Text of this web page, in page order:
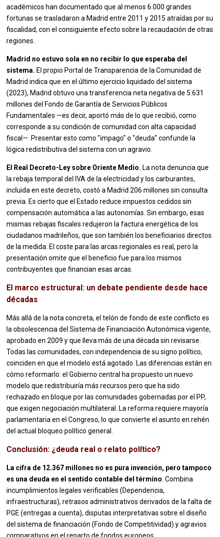
académicos han documentado que al menos 6.000 grandes
fortunas se trasladaron a Madrid entre 2011 y 2015 atraídas por su
fiscalidad, con el consiguiente efecto sobre la recaudación de otras
regiones.
Madrid no estuvo sola en no recibir lo que esperaba del
sistema. El propio Portal de Transparencia de la Comunidad de
Madrid indica que en el último ejercicio liquidado del sistema
(2023), Madrid obtuvo una transferencia neta negativa de 5.631
millones del Fondo de Garantía de Servicios Públicos
Fundamentales —es decir, aportó más de lo que recibió, como
corresponde a su condición de comunidad con alta capacidad
fiscal—. Presentar esto como "impago" o "deuda" confunde la
lógica redistributiva del sistema con un agravio.
El Real Decreto-Ley sobre Oriente Medio. La nota denuncia que
la rebaja temporal del IVA de la electricidad y los carburantes,
incluida en este decreto, costó a Madrid 206 millones sin consulta
previa. Es cierto que el Estado reduce impuestos cedidos sin
compensación automática a las autonomías. Sin embargo, esas
mismas rebajas fiscales redujeron la factura energética de los
ciudadanos madrileños, que son también los beneficiarios directos
de la medida. El coste para las arcas regionales es real, pero la
presentación omite que el beneficio fue para los mismos
contribuyentes que financian esas arcas.
El marco estructural: un debate pendiente desde hace
décadas
Más allá de la nota concreta, el telón de fondo de este conflicto es
la obsolescencia del Sistema de Financiación Autonómica vigente,
aprobado en 2009 y que lleva más de una década sin revisarse.
Todas las comunidades, con independencia de su signo político,
coinciden en que el modelo está agotado. Las diferencias están en
cómo reformarlo: el Gobierno central ha propuesto un nuevo
modelo que redistribuiría más recursos pero que ha sido
rechazado en bloque por las comunidades gobernadas por el PP,
que exigen negociación multilateral. La reforma requiere mayoría
parlamentaria en el Congreso, lo que convierte el asunto en rehén
del actual bloqueo político general.
Conclusión: ¿deuda real o relato político?
La cifra de 12.367 millones no es pura invención, pero tampoco
es una deuda en el sentido contable del término . Combina
incumplimientos legales verificables (Dependencia,
infraestructuras), retrasos administrativos derivados de la falta de
PGE (entregas a cuenta), disputas interpretativas sobre el diseño
del sistema de financiación (Fondo de Competitividad) y agravios